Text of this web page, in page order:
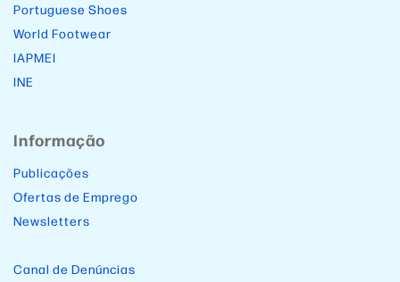
Portuguese Shoes
World Footwear
IAPMEI
INE
Informação
Publicações
Ofertas de Emprego
Newsletters
Canal de Denúncias